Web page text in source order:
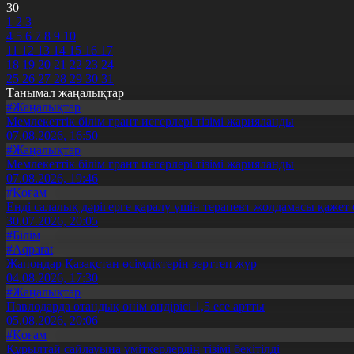
30
1 2 3
4 5 6 7 8 9 10
11 12 13 14 15 16 17
18 19 20 21 22 23 24
25 26 27 28 29 30 31
Танымал жаңалықтар
#Жаңалықтар
Мемлекеттік білім грант иегерлері тізімі жарияланды
07.08.2026, 16:50
#Жаңалықтар
Мемлекеттік білім грант иегерлері тізімі жарияланды
07.08.2026, 19:46
#Қоғам
Енді салалық дәрігерге қаралу үшін терапевт жолдамасы қажет
30.07.2026, 20:05
#Білім
#Aqparat
Жапондар Қазақстан өсімдіктерін зерттеп жүр
04.08.2026, 17:30
#Жаңалықтар
Павлодарда отандық өнім өндірісі 1,5 есе артты
05.08.2026, 20:06
#Қоғам
Құрылтай сайлауына үміткерлердің тізімі бекітілді